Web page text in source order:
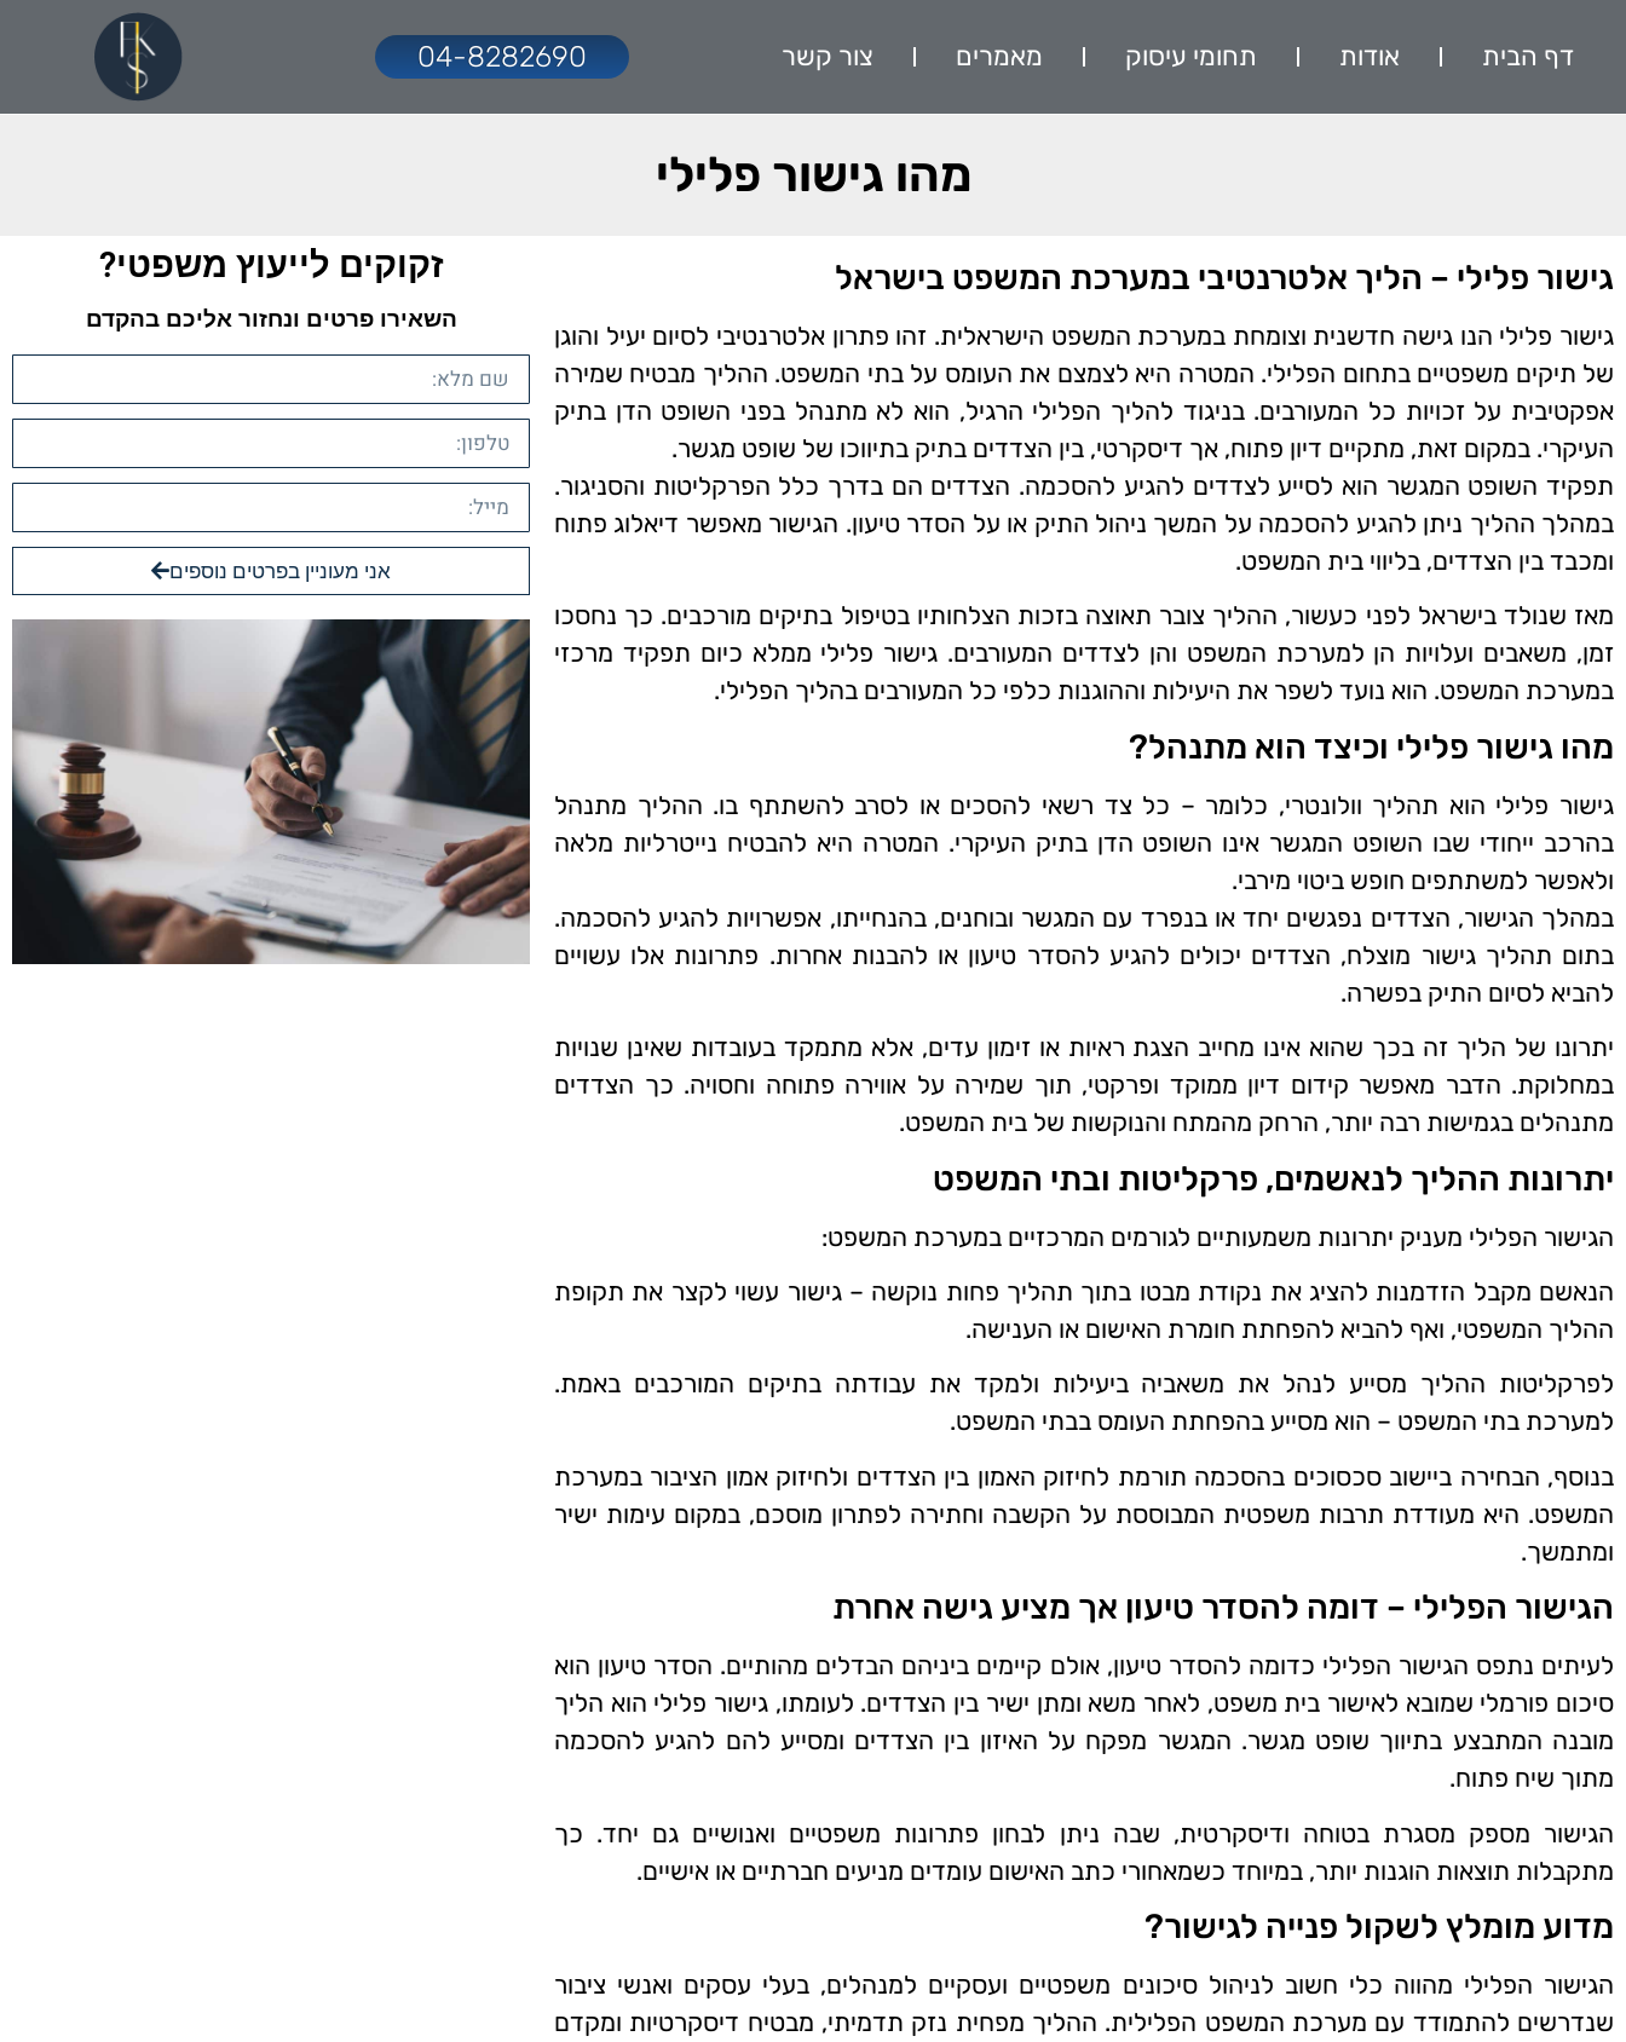
דף הבית אודות תחומי עיסוק מאמרים צור קשר 04-8282690
מהו גישור פלילי
גישור פלילי – הליך אלטרנטיבי במערכת המשפט בישראל
גישור פלילי הנו גישה חדשנית וצומחת במערכת המשפט הישראלית. זהו פתרון אלטרנטיבי לסיום יעיל והוגן
של תיקים משפטיים בתחום הפלילי. המטרה היא לצמצם את העומס על בתי המשפט. ההליך מבטיח שמירה
אפקטיבית על זכויות כל המעורבים. בניגוד להליך הפלילי הרגיל, הוא לא מתנהל בפני השופט הדן בתיק
העיקרי. במקום זאת, מתקיים דיון פתוח, אך דיסקרטי, בין הצדדים בתיק בתיווכו של שופט מגשר.
תפקיד השופט המגשר הוא לסייע לצדדים להגיע להסכמה. הצדדים הם בדרך כלל הפרקליטות והסניגור.
במהלך ההליך ניתן להגיע להסכמה על המשך ניהול התיק או על הסדר טיעון. הגישור מאפשר דיאלוג פתוח
ומכבד בין הצדדים, בליווי בית המשפט.
מאז שנולד בישראל לפני כעשור, ההליך צובר תאוצה בזכות הצלחותיו בטיפול בתיקים מורכבים. כך נחסכו
זמן, משאבים ועלויות הן למערכת המשפט והן לצדדים המעורבים. גישור פלילי ממלא כיום תפקיד מרכזי
במערכת המשפט. הוא נועד לשפר את היעילות וההוגנות כלפי כל המעורבים בהליך הפלילי.
מהו גישור פלילי וכיצד הוא מתנהל?
גישור פלילי הוא תהליך וולונטרי, כלומר – כל צד רשאי להסכים או לסרב להשתתף בו. ההליך מתנהל
בהרכב ייחודי שבו השופט המגשר אינו השופט הדן בתיק העיקרי. המטרה היא להבטיח נייטרליות מלאה
ולאפשר למשתתפים חופש ביטוי מירבי.
במהלך הגישור, הצדדים נפגשים יחד או בנפרד עם המגשר ובוחנים, בהנחייתו, אפשרויות להגיע להסכמה.
בתום תהליך גישור מוצלח, הצדדים יכולים להגיע להסדר טיעון או להבנות אחרות. פתרונות אלו עשויים
להביא לסיום התיק בפשרה.
יתרונו של הליך זה בכך שהוא אינו מחייב הצגת ראיות או זימון עדים, אלא מתמקד בעובדות שאינן שנויות
במחלוקת. הדבר מאפשר קידום דיון ממוקד ופרקטי, תוך שמירה על אווירה פתוחה וחסויה. כך הצדדים
מתנהלים בגמישות רבה יותר, הרחק מהמתח והנוקשות של בית המשפט.
יתרונות ההליך לנאשמים, פרקליטות ובתי המשפט
הגישור הפלילי מעניק יתרונות משמעותיים לגורמים המרכזיים במערכת המשפט:
הנאשם מקבל הזדמנות להציג את נקודת מבטו בתוך תהליך פחות נוקשה – גישור עשוי לקצר את תקופת
ההליך המשפטי, ואף להביא להפחתת חומרת האישום או הענישה.
לפרקליטות ההליך מסייע לנהל את משאביה ביעילות ולמקד את עבודתה בתיקים המורכבים באמת.
למערכת בתי המשפט – הוא מסייע בהפחתת העומס בבתי המשפט.
בנוסף, הבחירה ביישוב סכסוכים בהסכמה תורמת לחיזוק האמון בין הצדדים ולחיזוק אמון הציבור במערכת
המשפט. היא מעודדת תרבות משפטית המבוססת על הקשבה וחתירה לפתרון מוסכם, במקום עימות ישיר
ומתמשך.
הגישור הפלילי – דומה להסדר טיעון אך מציע גישה אחרת
לעיתים נתפס הגישור הפלילי כדומה להסדר טיעון, אולם קיימים ביניהם הבדלים מהותיים. הסדר טיעון הוא
סיכום פורמלי שמובא לאישור בית משפט, לאחר משא ומתן ישיר בין הצדדים. לעומתו, גישור פלילי הוא הליך
מובנה המתבצע בתיווך שופט מגשר. המגשר מפקח על האיזון בין הצדדים ומסייע להם להגיע להסכמה
מתוך שיח פתוח.
הגישור מספק מסגרת בטוחה ודיסקרטית, שבה ניתן לבחון פתרונות משפטיים ואנושיים גם יחד. כך
מתקבלות תוצאות הוגנות יותר, במיוחד כשמאחורי כתב האישום עומדים מניעים חברתיים או אישיים.
מדוע מומלץ לשקול פנייה לגישור?
הגישור הפלילי מהווה כלי חשוב לניהול סיכונים משפטיים ועסקיים למנהלים, בעלי עסקים ואנשי ציבור
שנדרשים להתמודד עם מערכת המשפט הפלילית. ההליך מפחית נזק תדמיתי, מבטיח דיסקרטיות ומקדם
זקוקים לייעוץ משפטי?​
השאירו פרטים ונחזור אליכם בהקדם​
אני מעוניין בפרטים נוספים